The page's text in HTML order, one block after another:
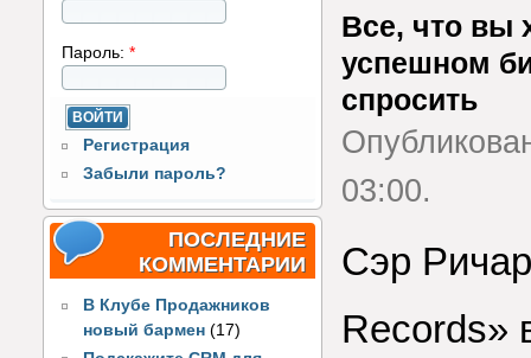
Пароль: *
Регистрация
Забыли пароль?
ПОСЛЕДНИЕ
КОММЕНТАРИИ
В Клубе Продажников
новый бармен (17)
Все, что вы
успешном
спросить
03:00.
Сэр
Records»